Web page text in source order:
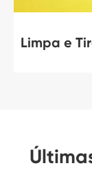
Limpa e